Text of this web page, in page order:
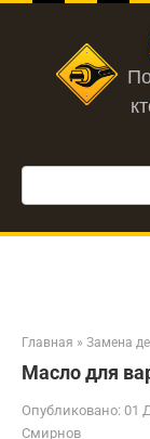
Перейти
Поиск:
Главная » Замена
Масло для
Опубликовано: 01
Смирнов